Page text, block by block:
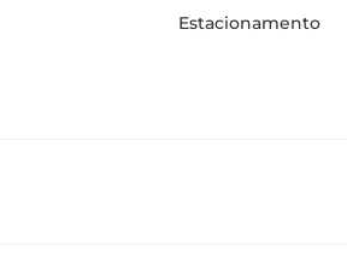
Estacionamento